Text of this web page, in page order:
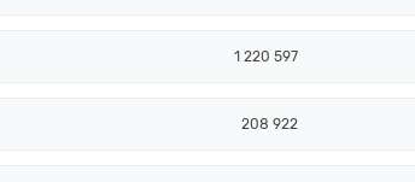
1 220 597
208 922